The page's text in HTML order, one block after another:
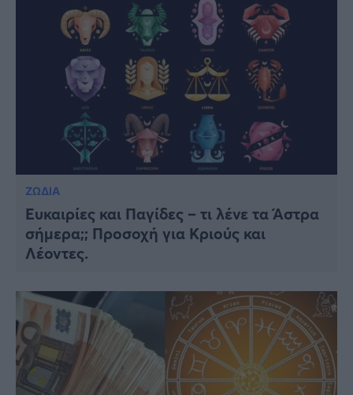
ΖΩΔΙΑ
Ευκαιρίες και Παγίδες – τι λένε τα Άστρα
σήμερα;; Προσοχή για Κριούς και
Λέοντες.